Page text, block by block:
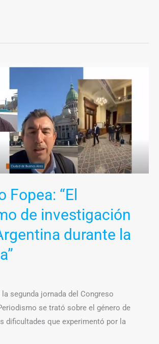
Fopea: “El
de investigación
durante la
segunda jornada del Congreso
se trató sobre el género de
dificultades que experimentó por la